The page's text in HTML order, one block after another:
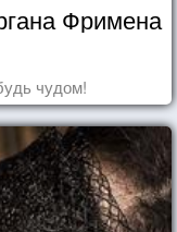
Фримена
чудом!